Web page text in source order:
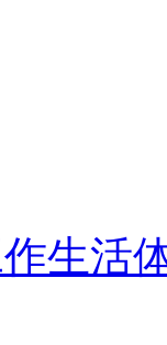
生活